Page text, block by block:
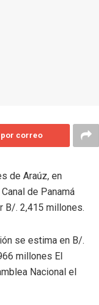
por correo
de Araúz, en
de Panamá
B/. 2,415 millones.
se estima en B/.
millones El
Nacional el